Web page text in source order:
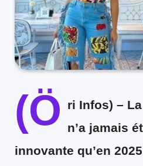
(Ö ri Infos) –
n’a jamais
innovante qu’en